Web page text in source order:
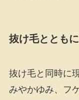
抜け毛ととも
抜け毛と同時に
みやかゆみ、フ